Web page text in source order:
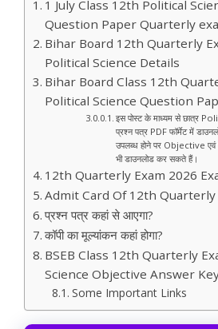
1 July Class 12th Political
Question Paper Quarterly
Bihar Board 12th Quarterly
Political Science Details
Bihar Board Class 12th
Political Science Question
इस पोस्ट के माध्यम से छात्र
प्रश्न पत्र PDF फॉर्मेट में
उपलब्ध होने पर Objective
भी डाउनलोड कर सकते हैं।
12th Quarterly Exam 2026
Admit Card Of 12th Quarterly
प्रश्न पत्र कहां से आएगा?
कॉपी का मूल्यांकन कहां होगा?
BSEB Class 12th Quarterly
Science Objective Answer
Some Important Links